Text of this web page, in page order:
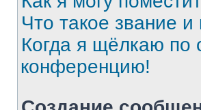
Что такое звание и
Когда я щёлкаю по
конференцию!